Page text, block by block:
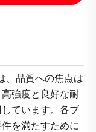
、品質への焦点は
強度と良好な耐
ています。各ブ
を満たすために